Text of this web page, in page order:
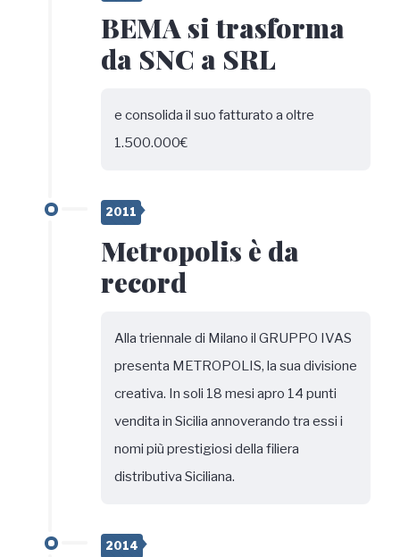
BEMA si trasforma
da SNC a SRL
e consolida il suo fatturato a oltre
1.500.000€
2011
Metropolis è da
record
Alla triennale di Milano il GRUPPO IVAS
presenta METROPOLIS, la sua divisione
creativa. In soli 18 mesi apro 14 punti
vendita in Sicilia annoverando tra essi i
nomi più prestigiosi della filiera
distributiva Siciliana.
2014